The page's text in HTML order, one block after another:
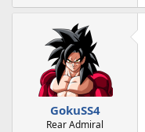
GokuSS4
Rear Admiral